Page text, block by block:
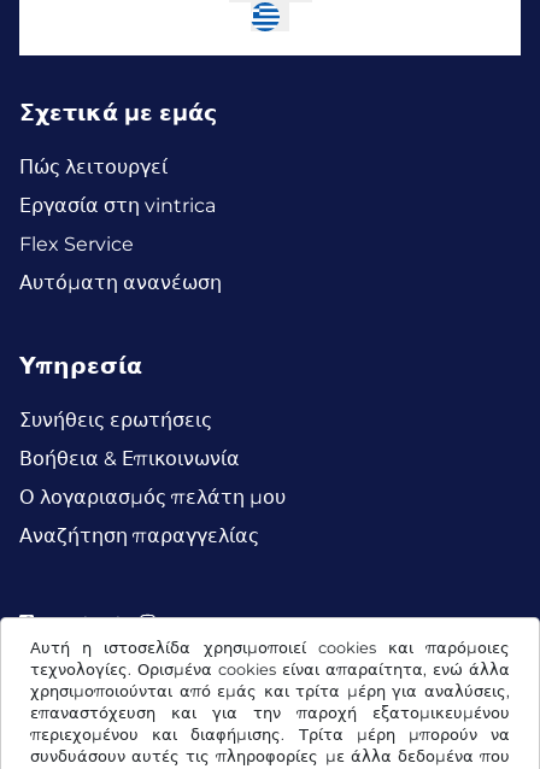
Αυτή η ιστοσελίδα χρησιμοποιεί cookies και παρόμοιες
τεχνολογίες. Ορισμένα cookies είναι απαραίτητα, ενώ άλλα
χρησιμοποιούνται από εμάς και τρίτα μέρη για αναλύσεις,
επαναστόχευση και για την παροχή εξατομικευμένου
περιεχομένου και διαφήμισης. Τρίτα μέρη μπορούν να
συνδυάσουν αυτές τις πληροφορίες με άλλα δεδομένα που
Σχετικά με εμάς
Πώς λειτουργεί
Εργασία στη vintrica
Flex Service
Αυτόματη ανανέωση
Υπηρεσία
Συνήθεις ερωτήσεις
Βοήθεια & Επικοινωνία
Ο λογαριασμός πελάτη μου
Αναζήτηση παραγγελίας
Facebook Instagram